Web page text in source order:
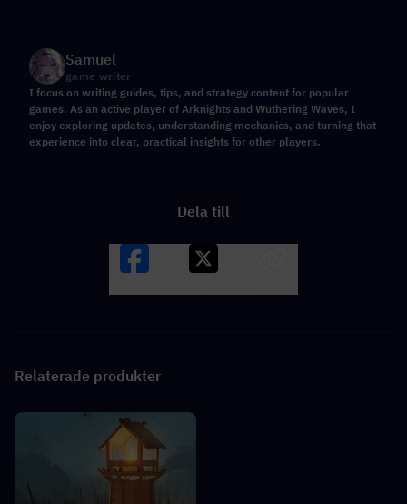
Samuel
game writer
I focus on writing guides, tips, and strategy content for popular
games. As an active player of Arknights and Wuthering Waves, I
enjoy exploring updates, understanding mechanics, and turning that
experience into clear, practical insights for other players.
Dela till
Relaterade produkter